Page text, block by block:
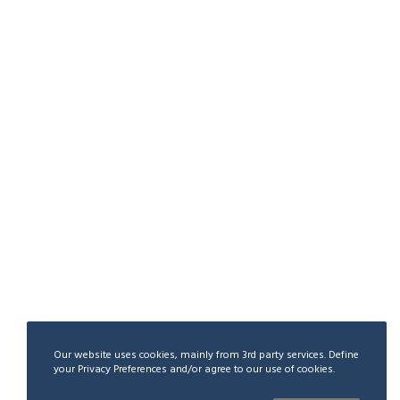
Our website uses cookies, mainly from 3rd party services. Define
your Privacy Preferences and/or agree to our use of cookies.